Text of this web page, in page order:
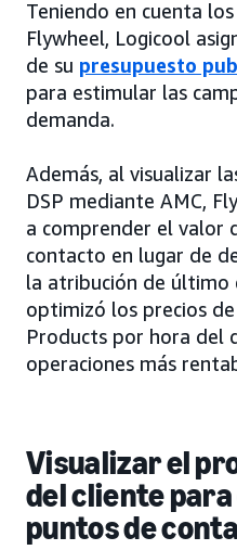
Teniendo en cuenta
Flywheel, Logicool
de su presupuesto
para estimular las
demanda.
Además, al visualizar
DSP mediante AMC,
a comprender el valor
contacto en lugar de
la atribución de último
optimizó los precios
Products por hora del
operaciones más
Visualizar el
del cliente
puntos de